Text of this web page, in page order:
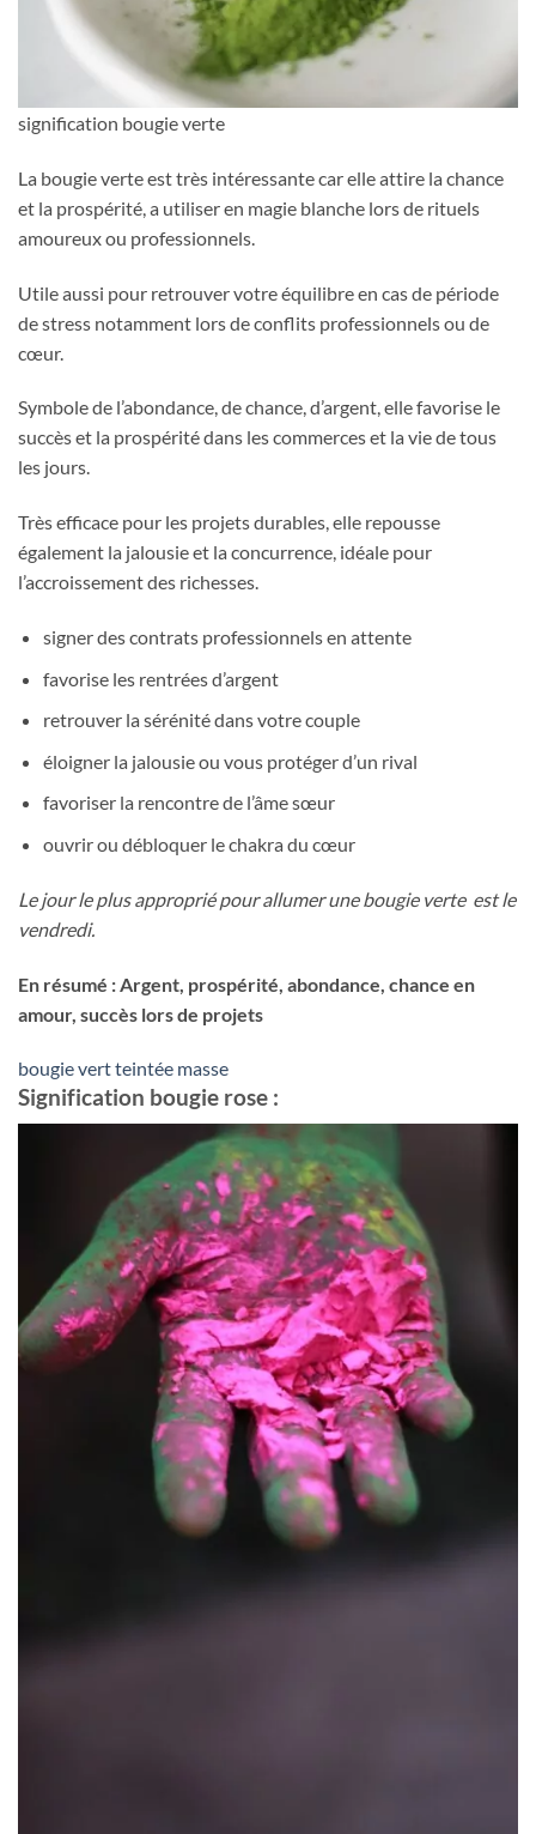
signification bougie verte
La bougie verte est très intéressante car elle attire la chance
et la prospérité, a utiliser en magie blanche lors de rituels
amoureux ou professionnels.
Utile aussi pour retrouver votre équilibre en cas de période
de stress notamment lors de conflits professionnels ou de
cœur.
Symbole de l’abondance, de chance, d’argent, elle favorise le
succès et la prospérité dans les commerces et la vie de tous
les jours.
Très efficace pour les projets durables, elle repousse
également la jalousie et la concurrence, idéale pour
l’accroissement des richesses.
signer des contrats professionnels en attente
favorise les rentrées d’argent
retrouver la sérénité dans votre couple
éloigner la jalousie ou vous protéger d’un rival
favoriser la rencontre de l’âme sœur
ouvrir ou débloquer le chakra du cœur
Le jour le plus approprié pour allumer une bougie verte est le
vendredi.
En résumé : Argent, prospérité, abondance, chance en
amour, succès lors de projets
bougie vert teintée masse
Signification bougie rose :